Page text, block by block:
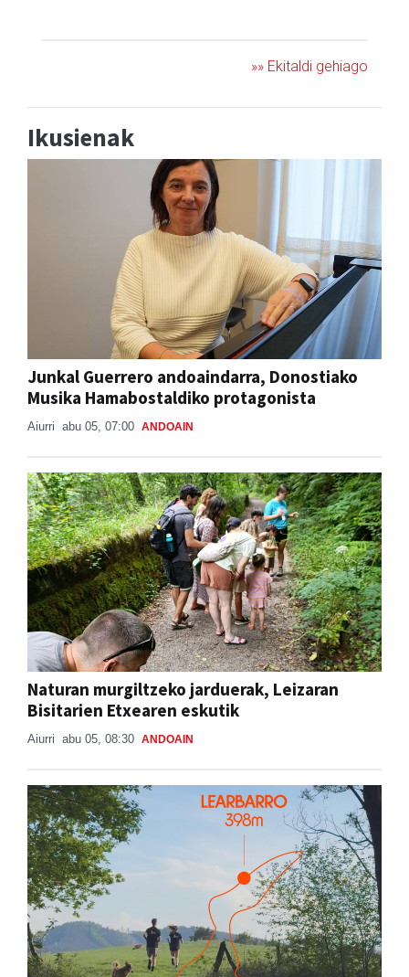
»» Ekitaldi gehiago
Ikusienak
Junkal Guerrero andoaindarra, Donostiako
Musika Hamabostaldiko protagonista
Aiurri abu 05, 07:00 ANDOAIN
Naturan murgiltzeko jarduerak, Leizaran
Bisitarien Etxearen eskutik
Aiurri abu 05, 08:30 ANDOAIN